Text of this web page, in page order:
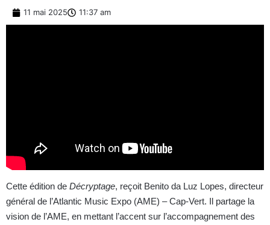
11 mai 2025 11:37 am
Cette édition de Décryptage, reçoit Benito da Luz Lopes, directeur
général de l’Atlantic Music Expo (AME) – Cap-Vert. Il partage la
vision de l’AME, en mettant l’accent sur l’accompagnement des